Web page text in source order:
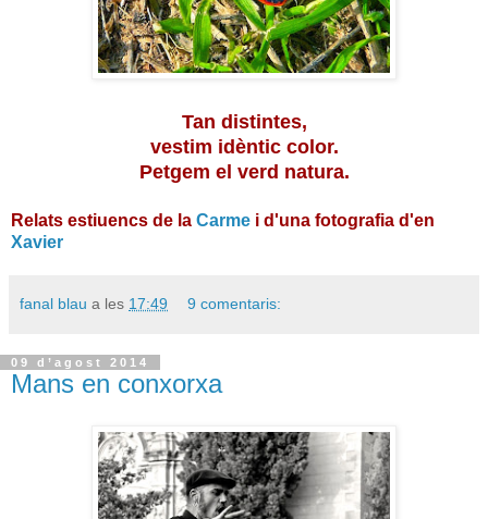
Tan distintes,
vestim idèntic color.
Petgem el verd natura.
Relats estiuencs de la Carme i d'una fotografia d'en
Xavier
fanal blau a les 17:49 9 comentaris:
09 d’agost 2014
Mans en conxorxa